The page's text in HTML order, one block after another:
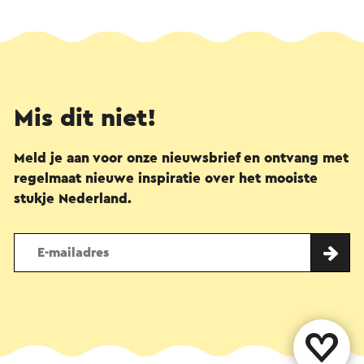
Mis dit niet!
Meld je aan voor onze nieuwsbrief en ontvang met
regelmaat nieuwe inspiratie over het mooiste
stukje Nederland.